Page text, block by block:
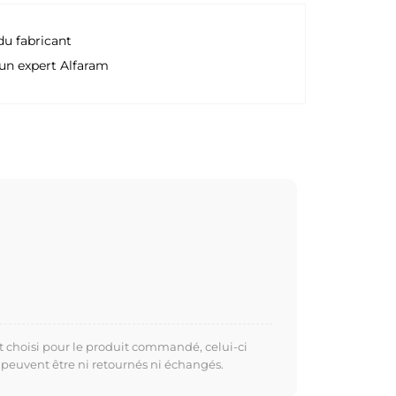
fabricant
expert Alfaram
choisi pour le produit commandé, celui-ci
être ni retournés ni échangés.